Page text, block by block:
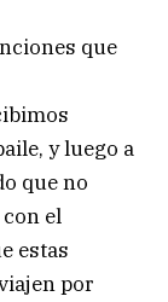
que
y luego a
que no
el
estas
por